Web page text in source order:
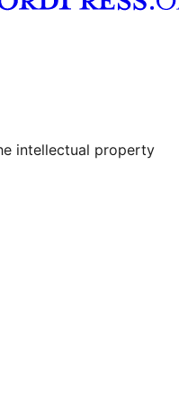
Tumblr account
intellectual property